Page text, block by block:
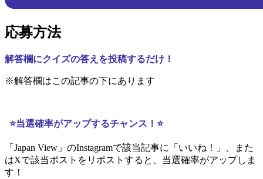
応募方法
解答欄にクイズの答えを投稿するだけ！
※解答欄はこの記事の下にあります
⭐当選確率がアップするチャンス！⭐
「Japan View」のInstagramで該当記事に「いいね！」、また
はXで該当ポストをリポストすると、当選確率がアップしま
す！